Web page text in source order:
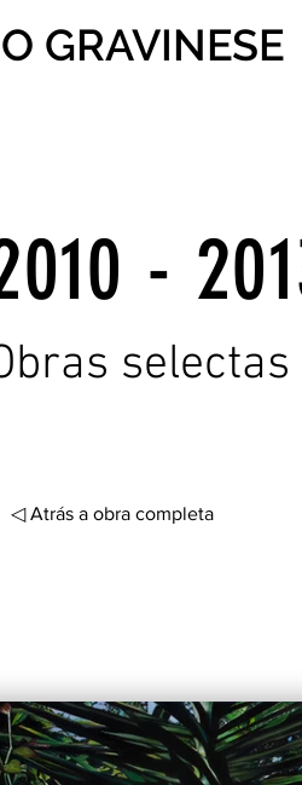
GRAVINESE
-
selectas
◁ Atrás a obra completa